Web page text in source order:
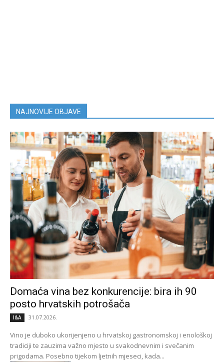
NAJNOVIJE OBJAVE
Domaća vina bez konkurencije: bira ih 90
posto hrvatskih potrošača
I&A 31.07.2026.
Vino je duboko ukorijenjeno u hrvatskoj gastronomskoj i enološkoj
tradiciji te zauzima važno mjesto u svakodnevnim i svečanim
prigodama. Posebno tijekom ljetnih mjeseci, kada...